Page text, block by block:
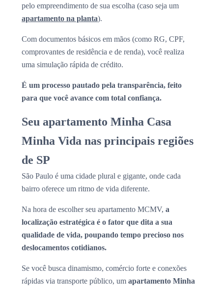
pelo empreendimento de sua escolha (caso seja um
apartamento na planta).
Com documentos básicos em mãos (como RG, CPF,
comprovantes de residência e de renda), você realiza
uma simulação rápida de crédito.
É um processo pautado pela transparência, feito
para que você avance com total confiança.
Seu apartamento Minha Casa
Minha Vida nas principais regiões
de SP
São Paulo é uma cidade plural e gigante, onde cada
bairro oferece um ritmo de vida diferente.
Na hora de escolher seu apartamento MCMV, a
localização estratégica é o fator que dita a sua
qualidade de vida, poupando tempo precioso nos
deslocamentos cotidianos.
Se você busca dinamismo, comércio forte e conexões
rápidas via transporte público, um apartamento Minha